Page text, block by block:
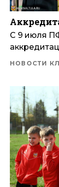
С 9 июля
НОВОСТИ